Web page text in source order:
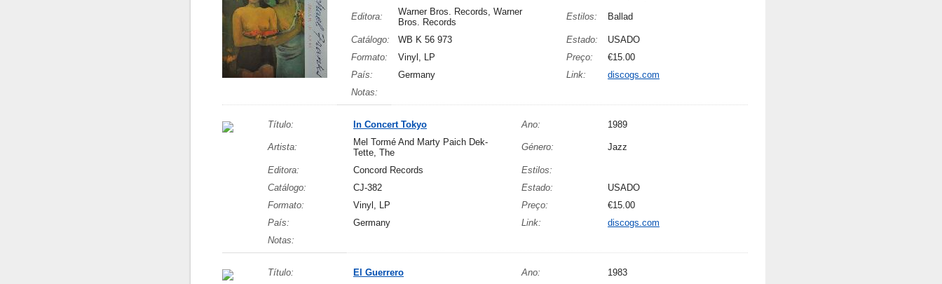
Editora:
Warner Bros. Records, Warner
Bros. Records
Estilos: Ballad
Catálogo: WB K 56 973 Estado:
USADO
Formato:
Vinyl, LP Preço:
€15.00
País:
Germany Link:
discogs.com
Notas:
Título: In Concert Tokyo Ano: 1989
Artista:
Mel Tormé And Marty Paich Dek-
Tette, The
Género: Jazz
Editora: Concord Records
Estilos:
Catálogo:
CJ-382 Estado:
USADO
Formato:
Vinyl, LP Preço:
€15.00
País:
Germany Link:
discogs.com
Notas:
Título: El Guerrero Ano:
1983